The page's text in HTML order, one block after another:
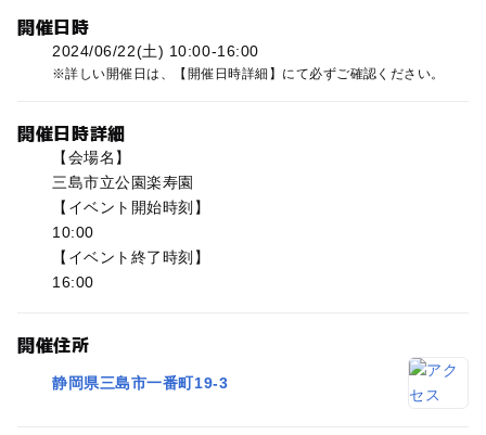
開催日時
2024/06/22(土) 10:00-16:00
詳しい開催日は、【開催日時詳細】にて必ずご確認ください。
開催日時詳細
【会場名】
三島市立公園楽寿園
【イベント開始時刻】
10:00
【イベント終了時刻】
16:00
開催住所
静岡県三島市一番町19-3